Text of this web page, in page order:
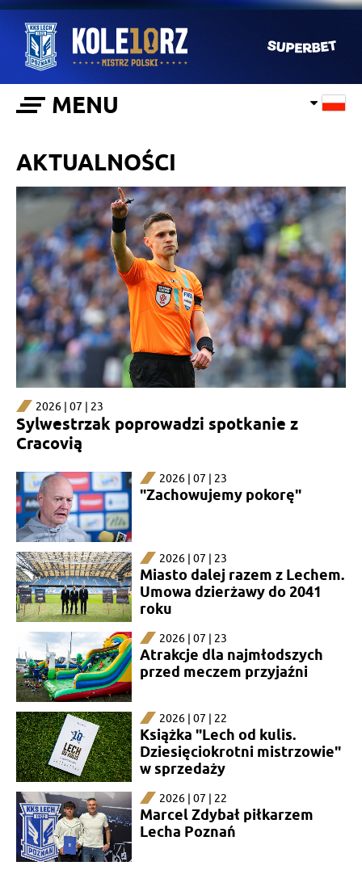
MENU
AKTUALNOŚCI
2026 | 07 | 23
Sylwestrzak poprowadzi spotkanie z
Cracovią
2026 | 07 | 23
"Zachowujemy pokorę"
2026 | 07 | 23
Miasto dalej razem z Lechem.
Umowa dzierżawy do 2041
roku
2026 | 07 | 23
Atrakcje dla najmłodszych
przed meczem przyjaźni
2026 | 07 | 22
Książka "Lech od kulis.
Dziesięciokrotni mistrzowie"
w sprzedaży
2026 | 07 | 22
Marcel Zdybał piłkarzem
Lecha Poznań